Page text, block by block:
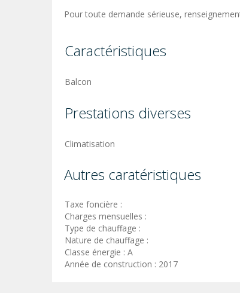
Pour toute demande sérieuse,
Caractéristiques
Balcon
Prestations diverses
Climatisation
Autres caratéristiques
Taxe foncière :
Charges mensuelles :
Type de chauffage :
Nature de chauffage :
Classe énergie : A
Année de construction : 2017